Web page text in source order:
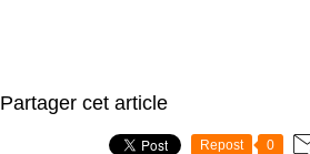
Partager cet article
Repost 0